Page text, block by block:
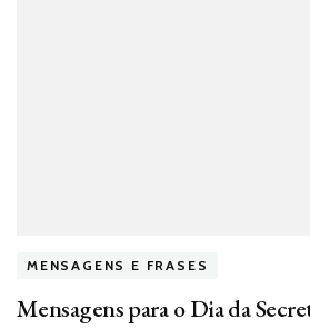
MENSAGENS E FRASES
Mensagens para o Dia da